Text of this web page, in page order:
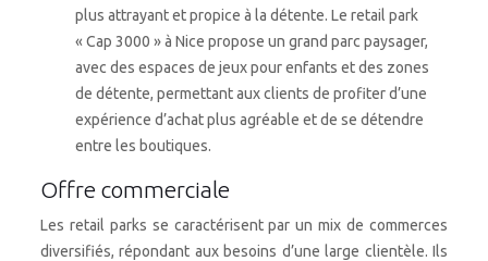
plus attrayant et propice à la détente. Le retail park
« Cap 3000 » à Nice propose un grand parc paysager,
avec des espaces de jeux pour enfants et des zones
de détente, permettant aux clients de profiter d’une
expérience d’achat plus agréable et de se détendre
entre les boutiques.
Offre commerciale
Les retail parks se caractérisent par un mix de commerces
diversifiés, répondant aux besoins d’une large clientèle. Ils